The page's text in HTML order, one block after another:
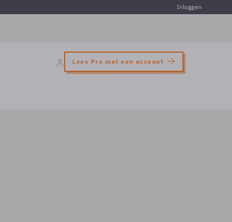
Inloggen
Lees Pro met een account